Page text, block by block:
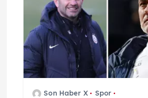
n
m
e
s
Son Haber X
Spor